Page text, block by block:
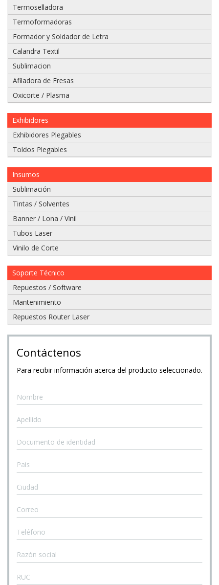
Adjuntar
imágenes
de
problema:
Si
tiene
un
video
del
problema
que
tiene
envielo
a
nuestro
whatsapp:
975
628
067
628
609
Enviar
Termoselladora
Termoformadoras
Formador y Soldador de Letra
Calandra Textil
Sublimacion
Afiladora de Fresas
Oxicorte / Plasma
Exhibidores
Exhibidores Plegables
Toldos Plegables
Insumos
Sublimación
Tintas / Solventes
Banner / Lona / Vinil
Tubos Laser
Vinilo de Corte
Soporte Técnico
Repuestos / Software
Mantenimiento
Repuestos Router Laser
Contáctenos
Para recibir información acerca del producto seleccionado.